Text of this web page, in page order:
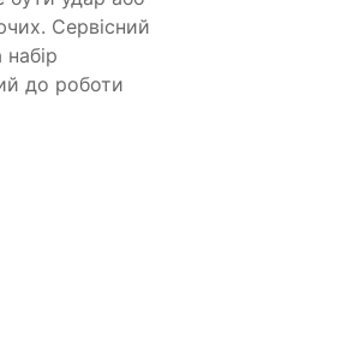
Сервісний
до роботи